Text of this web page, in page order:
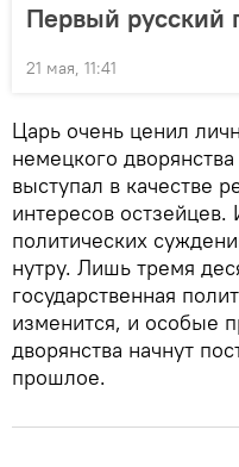
Первый русский
21 мая, 11:41
Царь очень ценил
немецкого
выступал в качестве
интересов
политических
нутру. Лишь тремя
государственная
изменится, и особые
дворянства начнут
прошлое.